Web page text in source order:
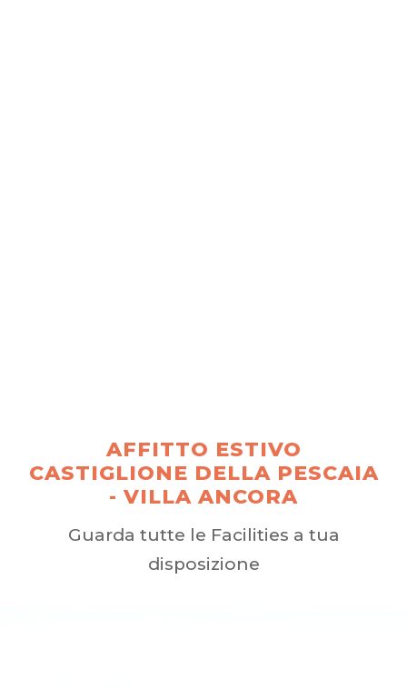
AFFITTO ESTIVO
CASTIGLIONE DELLA PESCAIA
- VILLA ANCORA
Guarda tutte le Facilities a tua
disposizione